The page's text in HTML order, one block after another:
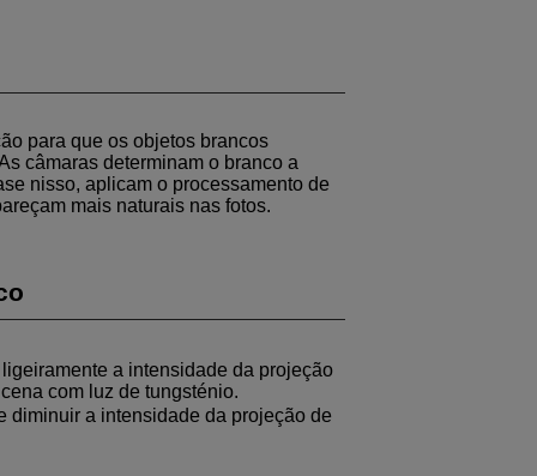
para que os objetos brancos
câmaras determinam o branco a
nisso, aplicam o processamento de
mais naturais nas fotos.
a intensidade da projeção
com luz de tungsténio.
diminuir a intensidade da projeção de